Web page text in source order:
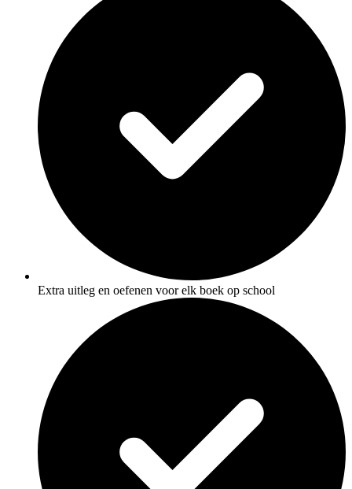
Extra uitleg en oefenen voor elk boek op school